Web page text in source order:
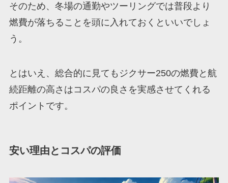
そのため、冬場の通勤やツーリングでは普段より
燃費が落ちることを頭に入れておくといいでしょ
う。
とはいえ、総合的に見てもジクサー250の燃費と航
続距離の高さはコスパの良さを実感させてくれる
ポイントです。
安い理由とコスパの評価